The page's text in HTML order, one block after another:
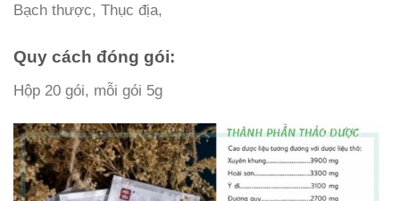
Bạch thược, Thục địa,
Quy cách đóng gói:
Hộp 20 gói, mỗi gói 5g